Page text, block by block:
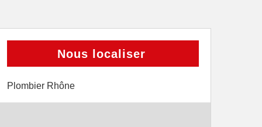
Nous localiser
Plombier Rhône